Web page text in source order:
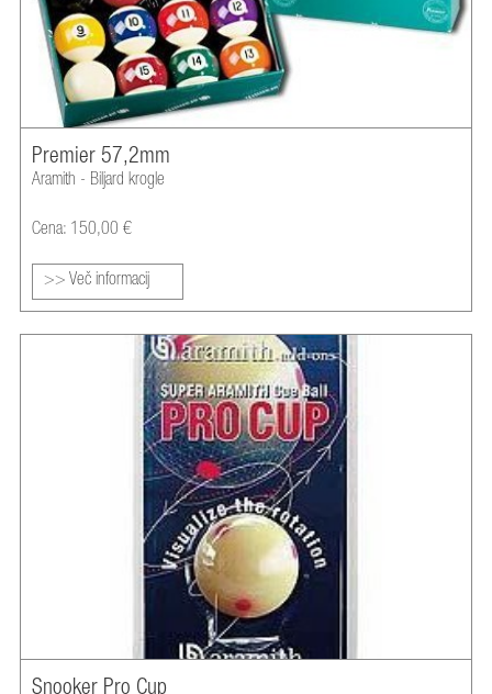
Premier 57,2mm
Aramith - Biljard krogle
Cena: 150,00 €
>> Več informacij
Snooker Pro Cup